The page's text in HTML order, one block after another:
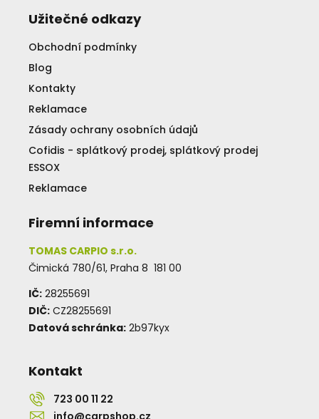
Užitečné odkazy
Obchodní podmínky
Blog
Kontakty
Reklamace
Zásady ochrany osobních údajů
Cofidis - splátkový prodej, splátkový prodej
ESSOX
Reklamace
Firemní informace
TOMAS CARPIO s.r.o.
Čimická 780/61, Praha 8 181 00
IČ: 28255691
DIČ: CZ28255691
Datová schránka: 2b97kyx
Kontakt
723 00 11 22
info@carpshop.cz